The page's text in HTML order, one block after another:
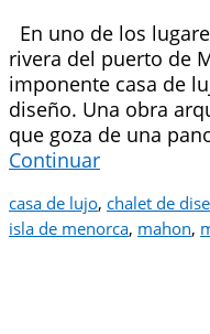
En uno de los
rivera del puerto de
imponente casa de
diseño. Una obra
que goza de una
Continuar
casa de lujo, chalet de
isla de menorca, mahon,